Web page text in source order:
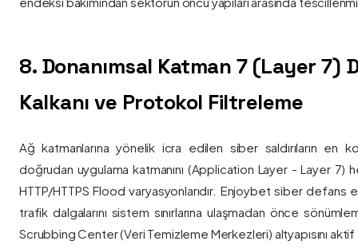
8. Donanımsal Katman 7 (Layer 7)
Kalkanı ve Protokol Filtreleme
Ağ katmanlarına yönelik icra edilen siber saldırıların en
doğrudan uygulama katmanını (Application Layer - Layer 7)
HTTP/HTTPS Flood varyasyonlarıdır. Enjoybet siber
trafik dalgalarını sistem sınırlarına ulaşmadan önce
Scrubbing Center (Veri Temizleme Merkezleri) altyapısını